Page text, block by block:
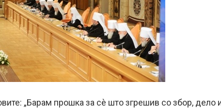
„Барам прошка за сè што згрешив со збор, дело